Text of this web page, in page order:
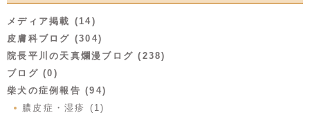
メディア掲載 (14)
皮膚科ブログ (304)
院長平川の天真爛漫ブログ (238)
ブログ (0)
柴犬の症例報告 (94)
膿皮症・湿疹 (1)